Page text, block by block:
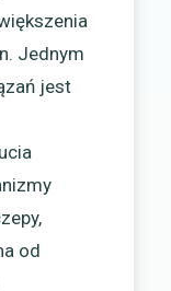
Jednym
jest
od